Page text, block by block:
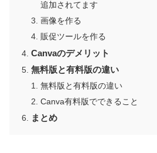
追加されてます
画像を作る
販促ツールを作る
Canvaのデメリット
無料版と有料版の違い
無料版と有料版の違い
Canva有料版でできること
まとめ